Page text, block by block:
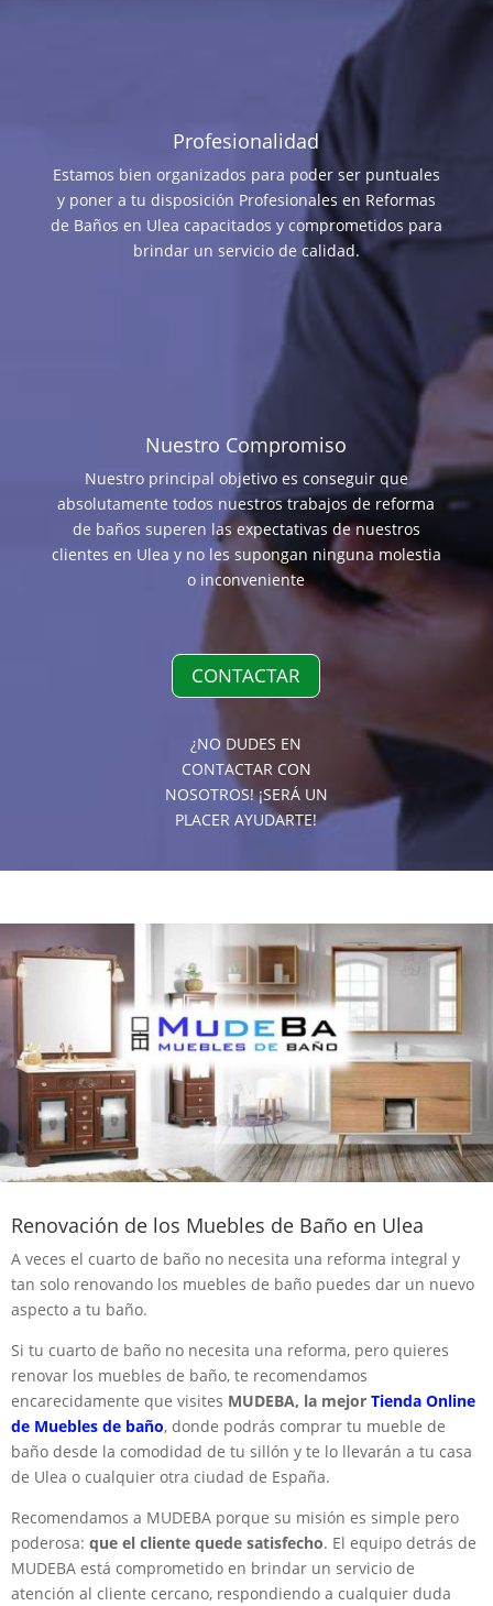
Profesionalidad
Estamos bien organizados para poder ser puntuales
y poner a tu disposición Profesionales en Reformas
de Baños en Ulea capacitados y comprometidos para
brindar un servicio de calidad.
Nuestro Compromiso
Nuestro principal objetivo es conseguir que
absolutamente todos nuestros trabajos de reforma
de baños superen las expectativas de nuestros
clientes en Ulea y no les supongan ninguna molestia
o inconveniente
CONTACTAR
¿NO DUDES EN
CONTACTAR CON
NOSOTROS! ¡SERÁ UN
PLACER AYUDARTE!
Renovación de los Muebles de Baño en Ulea
A veces el cuarto de baño no necesita una reforma integral y
tan solo renovando los muebles de baño puedes dar un nuevo
aspecto a tu baño.
Si tu cuarto de baño no necesita una reforma, pero quieres
renovar los muebles de baño, te recomendamos
encarecidamente que visites MUDEBA, la mejor Tienda Online
de Muebles de baño, donde podrás comprar tu mueble de
baño desde la comodidad de tu sillón y te lo llevarán a tu casa
de Ulea o cualquier otra ciudad de España.
Recomendamos a MUDEBA porque su misión es simple pero
poderosa: que el cliente quede satisfecho. El equipo detrás de
MUDEBA está comprometido en brindar un servicio de
atención al cliente cercano, respondiendo a cualquier duda